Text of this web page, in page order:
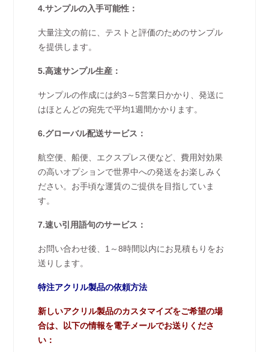
4.サンプルの入手可能性：
大量注文の前に、テストと評価のためのサンプル
を提供します。
5.高速サンプル生産：
サンプルの作成には約3～5営業日かかり、発送に
はほとんどの宛先で平均1週間かかります。
6.グローバル配送サービス：
航空便、船便、エクスプレス便など、費用対効果
の高いオプションで世界中への発送をお楽しみく
ださい。お手頃な運賃のご提供を目指していま
す。
7.速い引用語句のサービス：
お問い合わせ後、1～8時間以内にお見積もりをお
送りします。
特注アクリル製品の依頼方法
新しいアクリル製品のカスタマイズをご希望の場
合は、以下の情報を電子メールでお送りくださ
い：